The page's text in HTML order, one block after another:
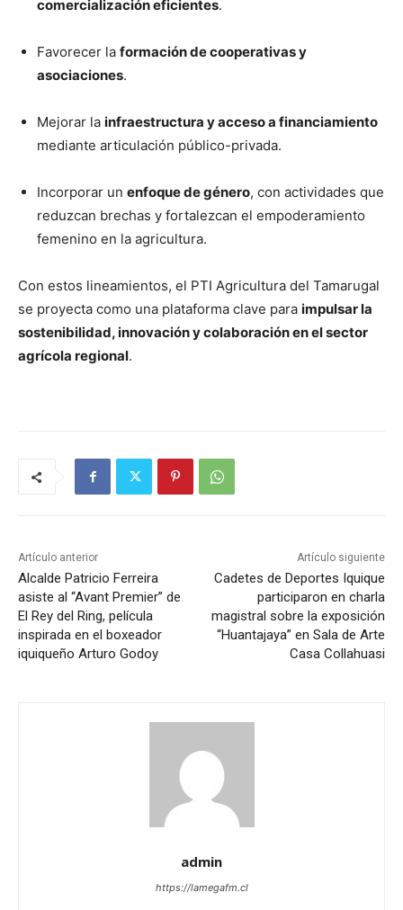
comercialización eficientes.
Favorecer la formación de cooperativas y
asociaciones.
Mejorar la infraestructura y acceso a financiamiento
mediante articulación público-privada.
Incorporar un enfoque de género, con actividades que
reduzcan brechas y fortalezcan el empoderamiento
femenino en la agricultura.
Con estos lineamientos, el PTI Agricultura del Tamarugal
se proyecta como una plataforma clave para impulsar la
sostenibilidad, innovación y colaboración en el sector
agrícola regional.
Artículo anterior
Alcalde Patricio Ferreira
asiste al “Avant Premier” de
El Rey del Ring, película
inspirada en el boxeador
iquiqueño Arturo Godoy
Artículo siguiente
Cadetes de Deportes Iquique
participaron en charla
magistral sobre la exposición
“Huantajaya” en Sala de Arte
Casa Collahuasi
admin
https://lamegafm.cl